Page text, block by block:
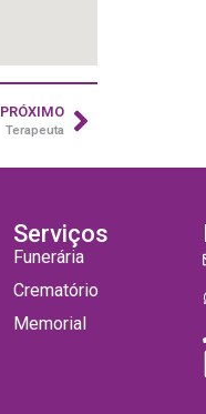
PRÓXIMO
Terapeuta
Serviços
Funerária
Crematório
Memorial